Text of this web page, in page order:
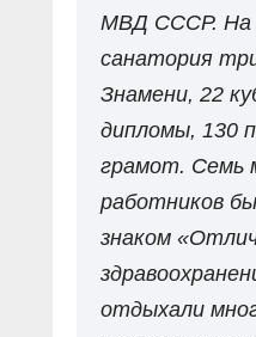
МВД СССР. На
санатория
Знамени, 22
дипломы, 130
грамот. Семь
работников
знаком
отдыхали